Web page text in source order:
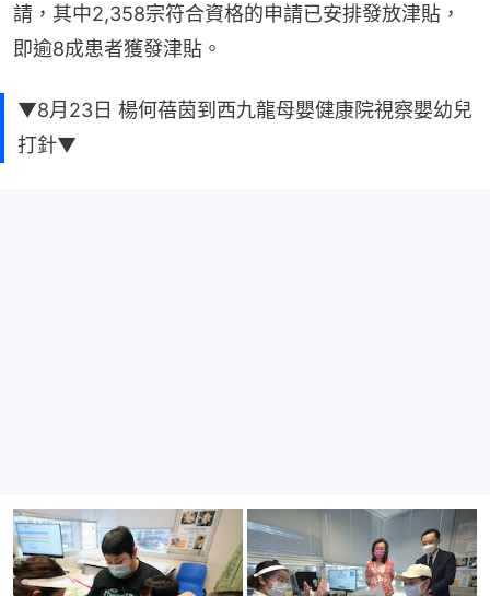
請，其中2,358宗符合資格的申請已安排發放津貼，
即逾8成患者獲發津貼。
▼8月23日 楊何蓓茵到西九龍母嬰健康院視察嬰幼兒
打針▼